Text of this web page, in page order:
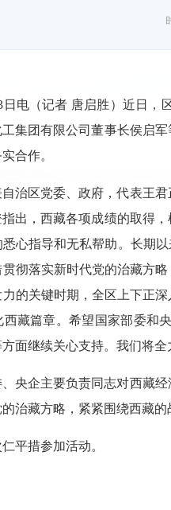
日电（记者 唐启胜）近日，
集团有限公司董事长侯启
合作。
治区党委、政府，代表王
出，西藏各项成绩的取得
心指导和无私帮助。长期
彻落实新时代党的治藏方
的关键时期，全区上下正
藏篇章。希望国家部委和
面继续关心支持。我们将
、央企主要负责同志对西藏
治藏方略，紧紧围绕西藏
平措参加活动。